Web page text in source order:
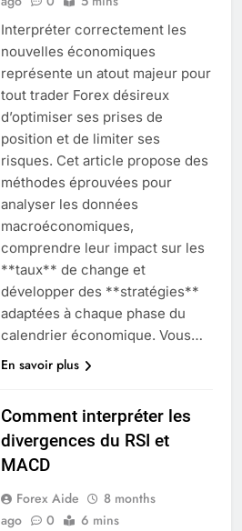
Interpréter correctement les
nouvelles économiques
représente un atout majeur pour
tout trader Forex désireux
d’optimiser ses prises de
position et de limiter ses
risques. Cet article propose des
méthodes éprouvées pour
analyser les données
macroéconomiques,
comprendre leur impact sur les
**taux** de change et
développer des **stratégies**
adaptées à chaque phase du
calendrier économique. Vous…
En savoir plus
Comment interpréter les
divergences du RSI et
MACD
Forex Aide
8 months
ago
0 6 mins